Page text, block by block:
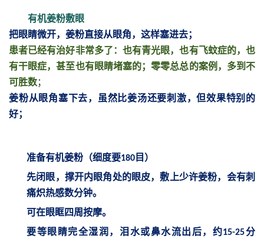
有机姜粉敷眼
把眼睛微开，姜粉直接从眼角，这样塞进去；
患者已经有治好非常多了：也有青光眼，也有飞蚊症的，也
有干眼症，甚至也有眼睛堵塞的；零零总总的案例，多到不
可胜数；
姜粉从眼角塞下去，虽然比姜汤还要刺激，但效果特别的
好；
准备有机姜粉（细度要180 目）
先闭眼，撑开内眼角处的眼皮，敷上少许姜粉，会有刺
痛炽热感数分钟。
可在眼眶四周按摩。
要等眼睛完全湿润，泪水或鼻水流出后，约15-25分